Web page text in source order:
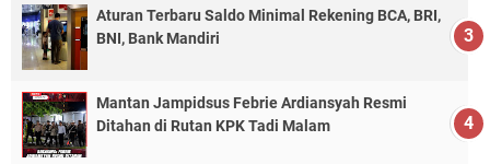
Aturan Terbaru Saldo Minimal Rekening BCA, BRI,
BNI, Bank Mandiri
Mantan Jampidsus Febrie Ardiansyah Resmi
Ditahan di Rutan KPK Tadi Malam